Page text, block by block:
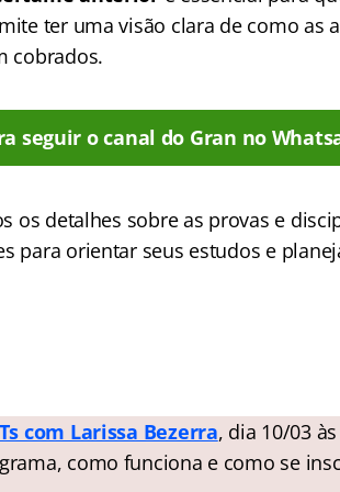
ter uma visão clara de como as
cobrados.
seguir o canal do Gran no
os detalhes sobre as provas e
para orientar seus estudos e
com Larissa Bezerra, dia 10/03
como funciona e como se